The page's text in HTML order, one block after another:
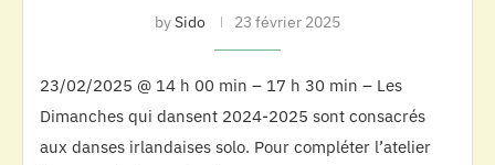
bySido 23 février 2025
23/02/2025 @ 14 h 00 min – 17 h 30 min – Les
Dimanches qui dansent 2024-2025 sont consacrés
aux danses irlandaises solo. Pour compléter l’atelier